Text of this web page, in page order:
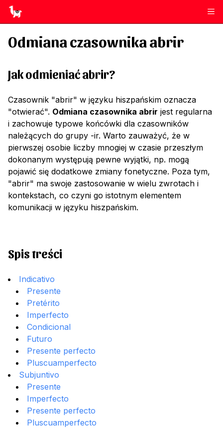
Odmiana czasownikaabrir
Jak odmieniaćabrir?
Czasownik "abrir" w języku hiszpańskim oznacza
"otwierać". Odmiana czasownika abrir jest regularna
i zachowuje typowe końcówki dla czasowników
należących do grupy -ir. Warto zauważyć, że w
pierwszej osobie liczby mnogiej w czasie przeszłym
dokonanym występują pewne wyjątki, np. mogą
pojawić się dodatkowe zmiany fonetyczne. Poza tym,
"abrir" ma swoje zastosowanie w wielu zwrotach i
kontekstach, co czyni go istotnym elementem
komunikacji w języku hiszpańskim.
Spis treści
Indicativo
Presente
Pretérito
Imperfecto
Condicional
Futuro
Presente perfecto
Pluscuamperfecto
Subjuntivo
Presente
Imperfecto
Presente perfecto
Pluscuamperfecto